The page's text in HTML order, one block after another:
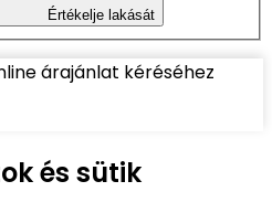
Értékelje lakását
árajánlat kéréséhez
és sütik